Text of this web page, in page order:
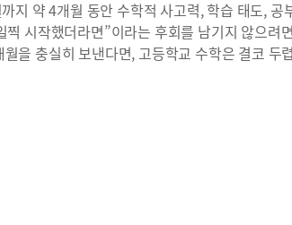
지 약 4개월 동안 수학적 사고력, 학습 태도, 공
시작했더라면”이라는 후회를 남기지 않으려
을 충실히 보낸다면, 고등학교 수학은 결코 두